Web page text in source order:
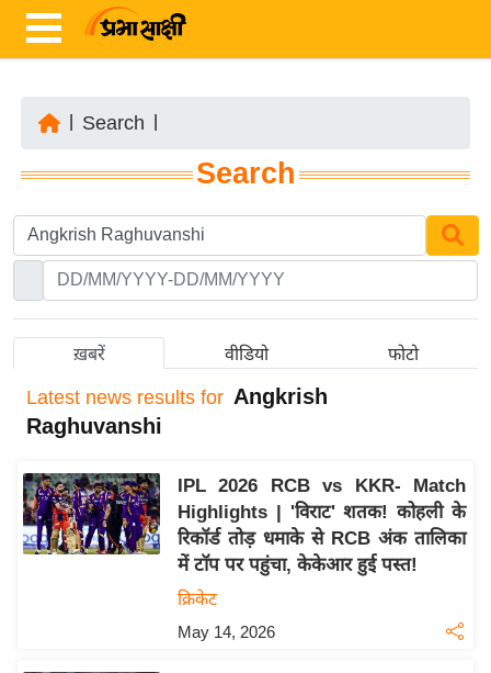
ज़ा
ख
र
ष्ट्री
अं
त
ष्ट्री
य
बि
Search
Search
ख़बरें वीडियो फोटो
Latest news results for Angkrish
Raghuvanshi
IPL 2026 RCB vs KKR- Match
Highlights | 'विराट' शतक! कोहली के
रिकॉर्ड तोड़ धमाके से RCB अंक तालिका
में टॉप पर पहुंचा, केकेआर हुई पस्त!
क्रिकेट
May 14, 2026